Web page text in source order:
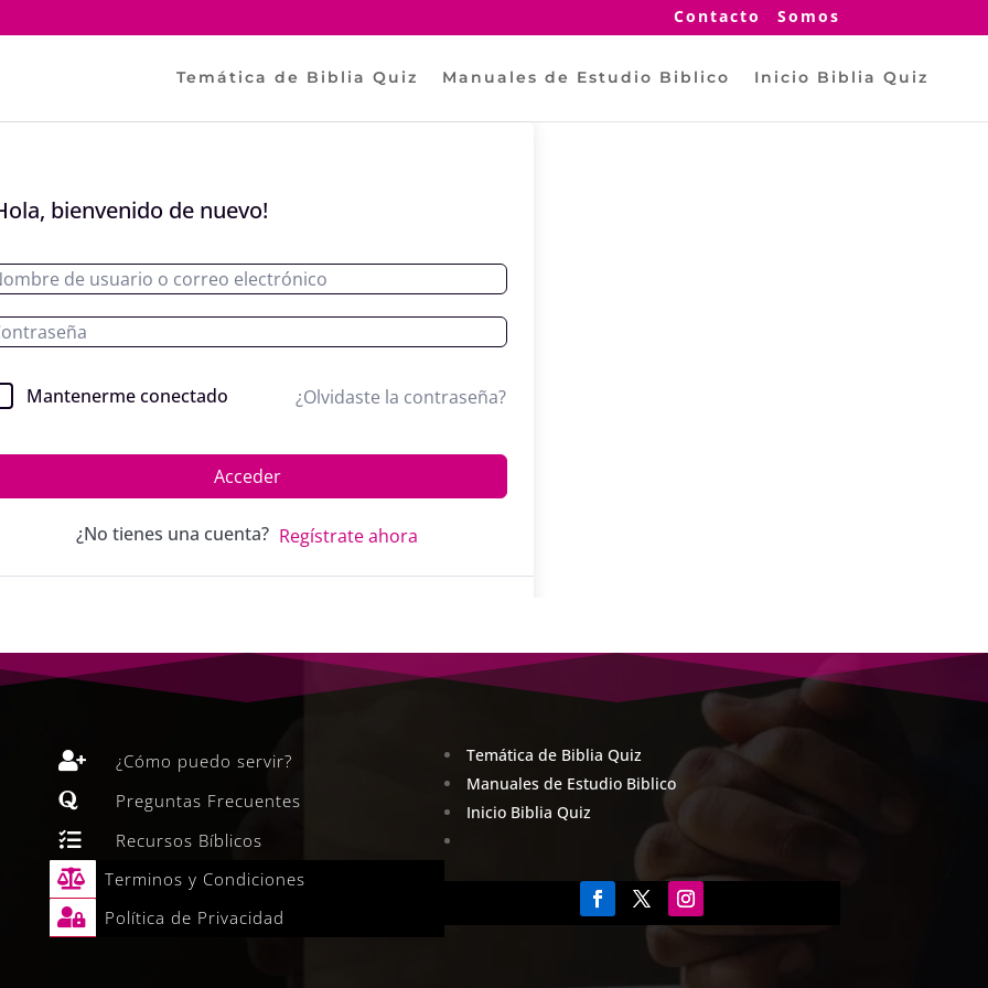
Contacto Somos
Temática de Biblia Quiz Manuales de Estudio Biblico Inicio Biblia Quiz
bienvenido de nuevo!
Mantenerme conectado ¿Olvidaste la contraseña?
Acceder
¿No tienes una cuenta? Regístrate ahora
 ¿Cómo puedo servir?
 Preguntas Frecuentes
 Recursos Bíblicos
 Terminos y Condiciones
 Política de Privacidad
Temática de Biblia Quiz
Manuales de Estudio Biblico
Inicio Biblia Quiz